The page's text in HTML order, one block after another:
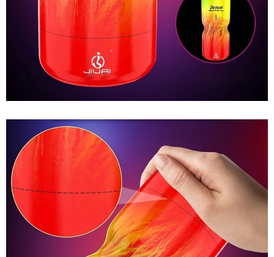
Âm
Giả
Ngụy
Trang
Jiuai
Chất
Lượng
Đỉnh